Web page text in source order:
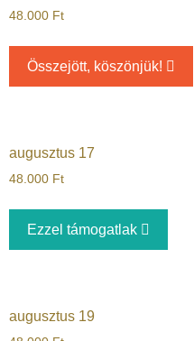
48.000 Ft
Összejött, köszönjük!
augusztus 17
48.000 Ft
Ezzel támogatlak
augusztus 19